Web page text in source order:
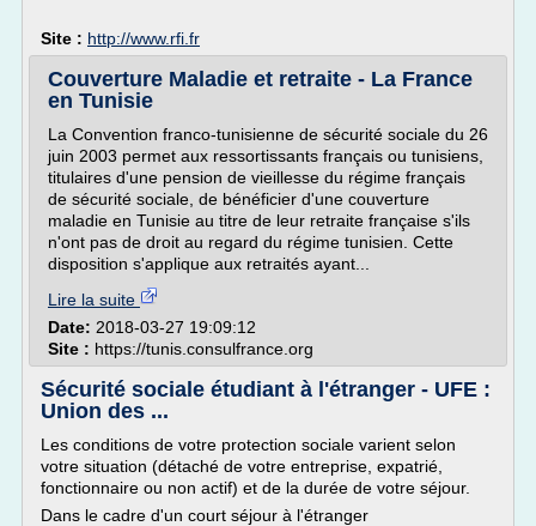
Site : http://www.rfi.fr
Couverture Maladie et retraite - La France
en Tunisie
La Convention franco-tunisienne de sécurité sociale du 26
juin 2003 permet aux ressortissants français ou tunisiens,
titulaires d'une pension de vieillesse du régime français
de sécurité sociale, de bénéficier d'une couverture
maladie en Tunisie au titre de leur retraite française s'ils
n'ont pas de droit au regard du régime tunisien. Cette
disposition s'applique aux retraités ayant...
Lire la suite
Date: 2018-03-27 19:09:12
Site : https://tunis.consulfrance.org
Sécurité sociale étudiant à l'étranger - UFE :
Union des ...
Les conditions de votre protection sociale varient selon
votre situation (détaché de votre entreprise, expatrié,
fonctionnaire ou non actif) et de la durée de votre séjour.
Dans le cadre d'un court séjour à l'étranger